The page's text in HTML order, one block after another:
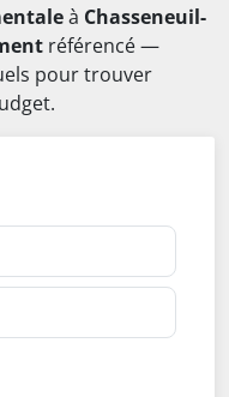
à Chasseneuil-
référencé —
pour trouver